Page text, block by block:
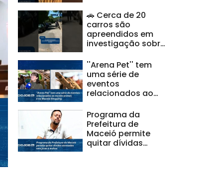
#CidadeAL
🚗 Cerca de 20
carros são
apreendidos em
investigação sobre
veículos |
#CidadeAL
''Arena Pet'' tem
uma série de
eventos
relacionados ao
Maceió Shopping
Programa da
Prefeitura de
Maceió permite
quitar dívidas